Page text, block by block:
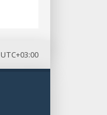
UTC+03:00